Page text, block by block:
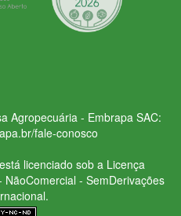
Agropecuária - Embrapa SAC:
fale-conosco
licenciado sob a Licença
- SemDerivações